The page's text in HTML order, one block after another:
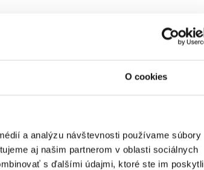
O cookies
a analýzu návštevnosti používame súbory
aj našim partnerom v oblasti sociálnych
s ďalšími údajmi, ktoré ste im poskytli